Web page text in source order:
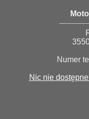
Numer
Nic nie